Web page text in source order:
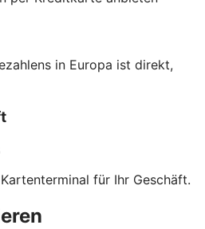
in Europa ist direkt,
für Ihr Geschäft.